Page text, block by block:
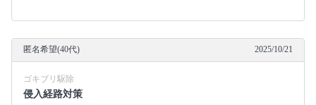
匿名希望(40代) 2025/10/21
ゴキブリ駆除
侵入経路対策